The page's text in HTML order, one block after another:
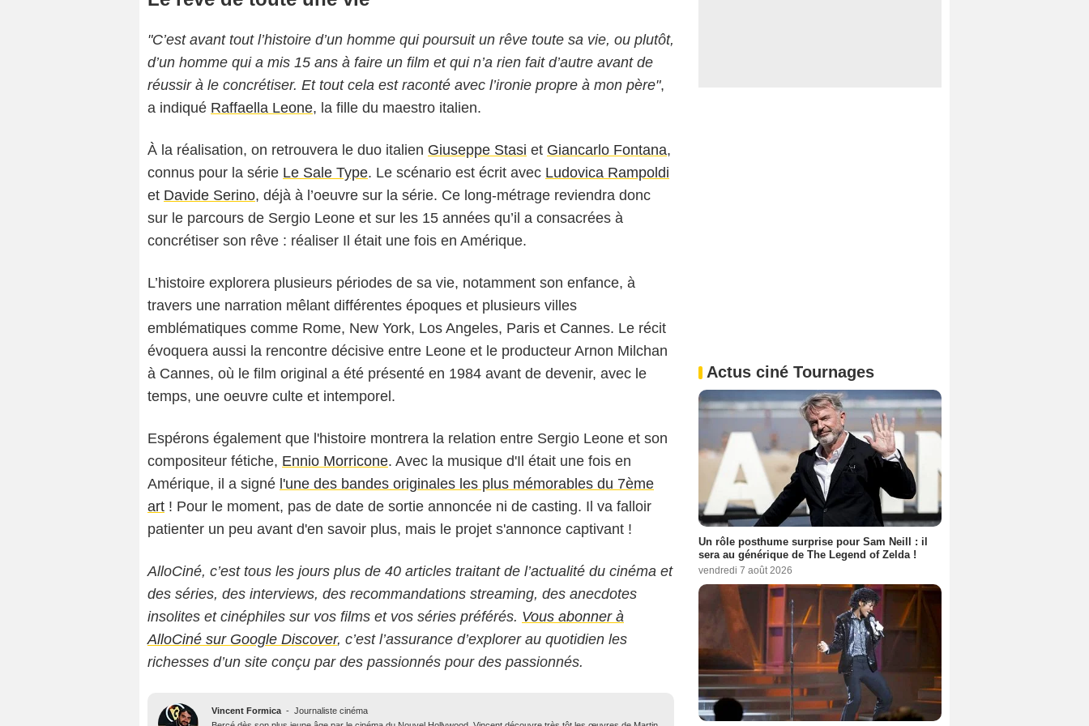
"C’est avant tout l’histoire d’un homme qui poursuit un rêve toute sa vie, ou plutôt,
d’un homme qui a mis 15 ans à faire un film et qui n’a rien fait d’autre avant de
réussir à le concrétiser. Et tout cela est raconté avec l’ironie propre à mon père",
a indiqué Raffaella Leone, la fille du maestro italien.
À la réalisation, on retrouvera le duo italien Giuseppe Stasi et Giancarlo Fontana,
connus pour la série Le Sale Type. Le scénario est écrit avec Ludovica Rampoldi
et Davide Serino, déjà à l’oeuvre sur la série. Ce long-métrage reviendra donc
sur le parcours de Sergio Leone et sur les 15 années qu’il a consacrées à
concrétiser son rêve : réaliser Il était une fois en Amérique.
L’histoire explorera plusieurs périodes de sa vie, notamment son enfance, à
travers une narration mêlant différentes époques et plusieurs villes
emblématiques comme Rome, New York, Los Angeles, Paris et Cannes. Le récit
évoquera aussi la rencontre décisive entre Leone et le producteur Arnon Milchan
à Cannes, où le film original a été présenté en 1984 avant de devenir, avec le
temps, une oeuvre culte et intemporel.
Espérons également que l'histoire montrera la relation entre Sergio Leone et son
compositeur fétiche, Ennio Morricone. Avec la musique d'Il était une fois en
Amérique, il a signé l'une des bandes originales les plus mémorables du 7ème
art ! Pour le moment, pas de date de sortie annoncée ni de casting. Il va falloir
patienter un peu avant d'en savoir plus, mais le projet s'annonce captivant !
AlloCiné, c’est tous les jours plus de 40 articles traitant de l’actualité du cinéma et
des séries, des interviews, des recommandations streaming, des anecdotes
insolites et cinéphiles sur vos films et vos séries préférés. Vous abonner à
AlloCiné sur Google Discover, c’est l’assurance d’explorer au quotidien les
richesses d’un site conçu par des passionnés pour des passionnés.
Vincent Formica - Journaliste cinéma
Actus ciné Tournages
Un rôle posthume surprise pour Sam Neill : il
sera au générique de The Legend of Zelda !
vendredi 7 août 2026